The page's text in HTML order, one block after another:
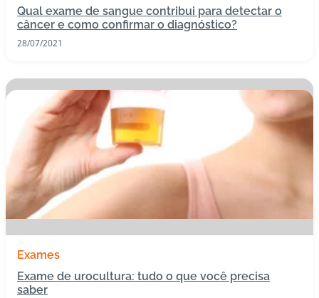
Qual exame de sangue contribui para detectar o
câncer e como confirmar o diagnóstico?
28/07/2021
Exames
Exame de urocultura: tudo o que você precisa
saber